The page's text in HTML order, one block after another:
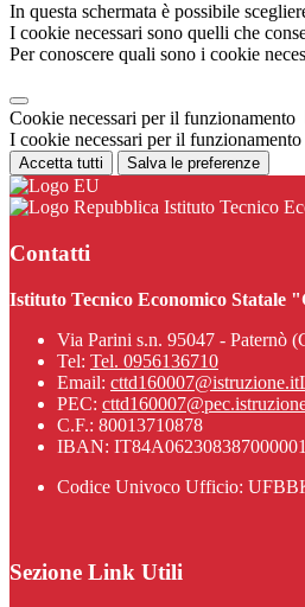
In questa schermata è possibile
I cookie necessari sono quelli che
Per conoscere quali sono i cookie
Cookie necessari per il funzionamento
I cookie necessari per il
Accetta tutti Salva le preferenze
Istituto Tecnico
Contatti
Istituto Tecnico Economico Statale
Via Parini s.n. 95047 - Paternò
Tel: Tel. 0956136710
Email: cttd160007@istruzione.it
PEC:
C.F.: 80013710878
IBAN:
Codice Univoco Ufficio:
Sezione Link Utili